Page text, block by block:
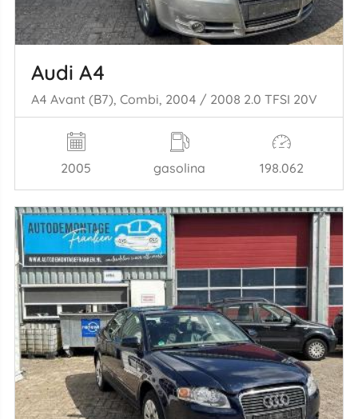
Audi A4
A4 Avant (B7), Combi, 2004 / 2008 2.0 TFSI 20V
2005 gasolina 198.062